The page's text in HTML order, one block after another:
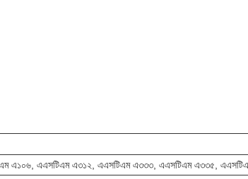
এ১০৬, এএসটিএম এ৩১২, এএসটিএম এ৩৩৩, এএসটিএম এ৩৩৫,